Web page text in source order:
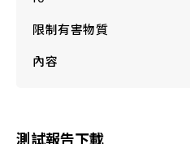
測試報告下載